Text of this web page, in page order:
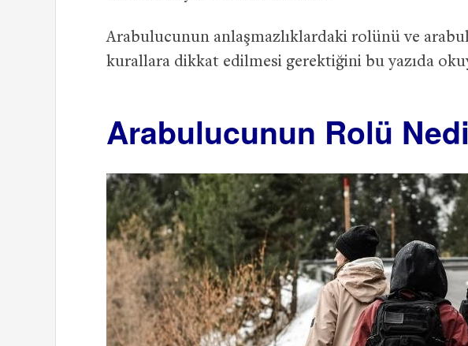
Arabulucunun anlaşmazlıklardaki rolünü ve
kurallara dikkat edilmesi gerektiğini bu yazıda
Arabulucunun Rolü